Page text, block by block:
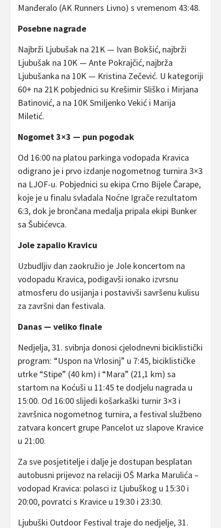
Manđeralo (AK Runners Livno) s vremenom 43:48.
Posebne nagrade
Najbrži Ljubušak na 21K — Ivan Bokšić, najbrži
Ljubušak na 10K — Ante Pokrajčić, najbrža
Ljubušanka na 10K — Kristina Zečević. U kategoriji
60+ na 21K pobjednici su Krešimir Sliško i Mirjana
Batinović, a na 10K Smiljenko Vekić i Marija
Miletić.
Nogomet 3×3 — pun pogodak
Od 16:00 na platou parkinga vodopada Kravica
odigrano je i prvo izdanje nogometnog turnira 3×3
na LJOF-u. Pobjednici su ekipa Crno Bijele Čarape,
koje je u finalu svladala Noćne Igrače rezultatom
6:3, dok je brončana medalja pripala ekipi Bunker
sa Šubićevca.
Jole zapalio Kravicu
Uzbudljiv dan zaokružio je Jole koncertom na
vodopadu Kravica, podigavši ionako izvrsnu
atmosferu do usijanja i postavivši savršenu kulisu
za završni dan festivala.
Danas — veliko finale
Nedjelja, 31. svibnja donosi cjelodnevni biciklistički
program: “Uspon na Vrlosinj” u 7:45, biciklističke
utrke “Stipe” (40 km) i “Mara” (21,1 km) sa
startom na Koćuši u 11:45 te dodjelu nagrada u
15:00. Od 16:00 slijedi košarkaški turnir 3×3 i
završnica nogometnog turnira, a festival službeno
zatvara koncert grupe Pancelot uz slapove Kravice
u 21:00.
Za sve posjetitelje i dalje je dostupan besplatan
autobusni prijevoz na relaciji OŠ Marka Marulića –
vodopad Kravica: polasci iz Ljubuškog u 15:30 i
20:00, povratci s Kravice u 19:30 i 23:30.
Ljubuški Outdoor Festival traje do nedjelje, 31.